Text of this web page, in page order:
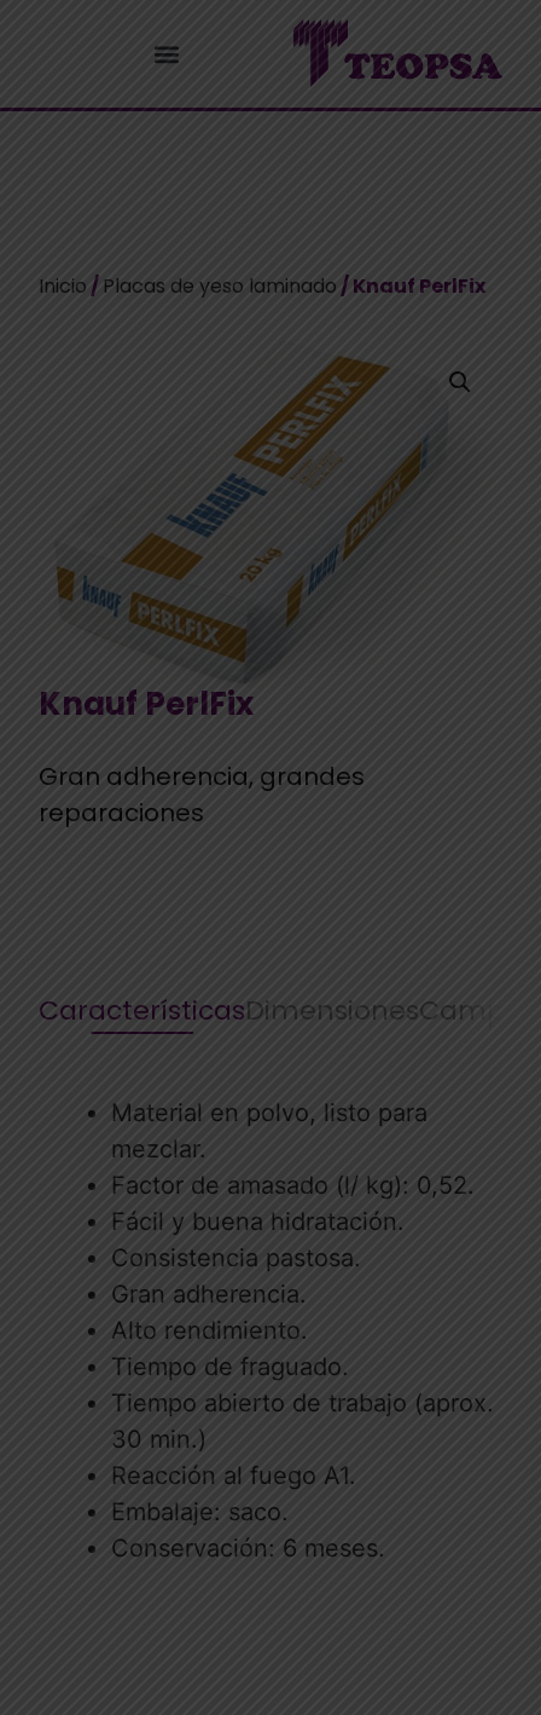
Inicio/Placas de yeso laminado/ Knauf PerlFix
Knauf PerlFix
Gran adherencia, grandes
reparaciones
CaracterísticasDimensiones
Material en polvo, listo para
mezclar.
Factor de amasado (l/ kg): 0,52.
Fácil y buena hidratación.
Consistencia pastosa.
Gran adherencia.
Alto rendimiento.
Tiempo de fraguado.
Tiempo abierto de trabajo (aprox.
30 min.)
Reacción al fuego A1.
Embalaje: saco.
Conservación: 6 meses.